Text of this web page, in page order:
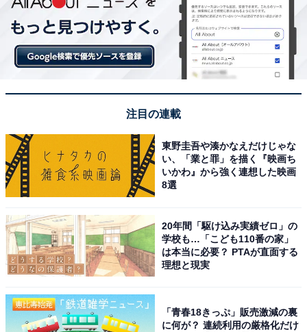
Anker Nano USB-C & HDMI ケーブル (4K, 高耐久ナイロ
ン, 140W) 0.9m
Amazonで見る
Anker「Soundcore Liberty 5」
注目の連載
東野圭吾や湊かなえだけじゃな
い、「業と罪」を描く『映画ち
いかわ』から強く連想した映画
8選
20年間「駆け込み実績ゼロ」の
学校も…「こども110番の家」
は本当に必要？ PTAが直面する
理想と現実
「青春18きっぷ」販売激減の裏
に何が？ 連続利用の厳格化だけ